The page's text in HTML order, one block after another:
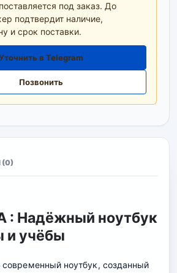
под заказ. До
подтвердит наличие,
и срок поставки.
в Telegram
Позвонить
(0)
: Надёжный ноутбук
и учёбы
ноутбук, созданный